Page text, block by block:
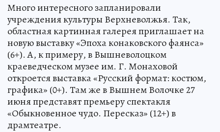
Много интересного запланировали
учреждения культуры Верхневолжья. Так,
областная картинная галерея приглашает на
новую выставку «Эпоха конаковского фаянса»
(6+). А, к примеру, в Вышневолоцком
краеведческом музее им. Г. Монаховой
откроется выставка «Русский формат: костюм,
графика» (0+). Там же в Вышнем Волочке 27
июня представят премьеру спектакля
«Обыкновенное чудо. Пересказ» (12+) в
драмтеатре.